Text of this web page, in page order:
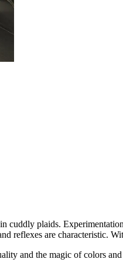
cuddly plaids.
reflexes are characteristic.
and the magic of colors